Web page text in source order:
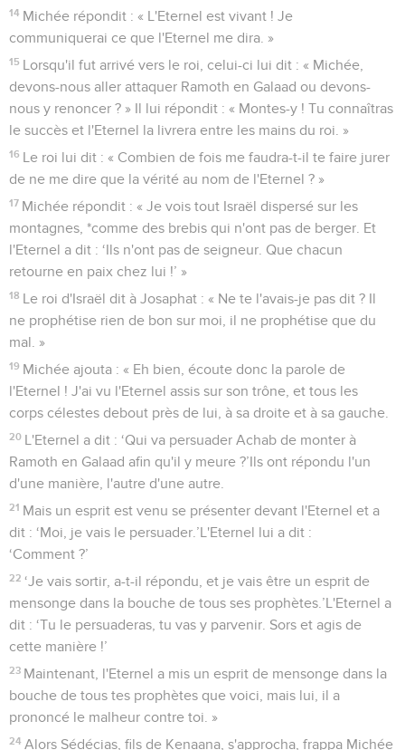
14 Michée répondit : « L'Eternel est vivant ! Je
communiquerai ce que l'Eternel me dira. »
15 Lorsqu'il fut arrivé vers le roi, celui-ci lui dit : « Michée,
devons-nous aller attaquer Ramoth en Galaad ou devons-
nous y renoncer ? » Il lui répondit : « Montes-y ! Tu connaîtras
le succès et l'Eternel la livrera entre les mains du roi. »
16 Le roi lui dit : « Combien de fois me faudra-t-il te faire jurer
de ne me dire que la vérité au nom de l'Eternel ? »
17 Michée répondit : « Je vois tout Israël dispersé sur les
montagnes, *comme des brebis qui n'ont pas de berger. Et
l'Eternel a dit : ‘Ils n'ont pas de seigneur. Que chacun
retourne en paix chez lui !’ »
18 Le roi d'Israël dit à Josaphat : « Ne te l'avais-je pas dit ? Il
ne prophétise rien de bon sur moi, il ne prophétise que du
mal. »
19 Michée ajouta : « Eh bien, écoute donc la parole de
l'Eternel ! J'ai vu l'Eternel assis sur son trône, et tous les
corps célestes debout près de lui, à sa droite et à sa gauche.
20 L'Eternel a dit : ‘Qui va persuader Achab de monter à
Ramoth en Galaad afin qu'il y meure ?’Ils ont répondu l'un
d'une manière, l'autre d'une autre.
21 Mais un esprit est venu se présenter devant l'Eternel et a
dit : ‘Moi, je vais le persuader.’L'Eternel lui a dit :
‘Comment ?’
22 ‘Je vais sortir, a-t-il répondu, et je vais être un esprit de
mensonge dans la bouche de tous ses prophètes.’L'Eternel a
dit : ‘Tu le persuaderas, tu vas y parvenir. Sors et agis de
cette manière !’
23 Maintenant, l'Eternel a mis un esprit de mensonge dans la
bouche de tous tes prophètes que voici, mais lui, il a
prononcé le malheur contre toi. »
24 Alors Sédécias, fils de Kenaana, s'approcha, frappa Michée